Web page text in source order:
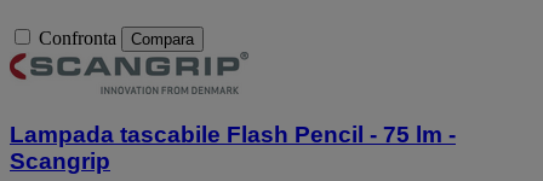
Confronta Compara
Lampada tascabile Flash Pencil - 75 lm -
Scangrip